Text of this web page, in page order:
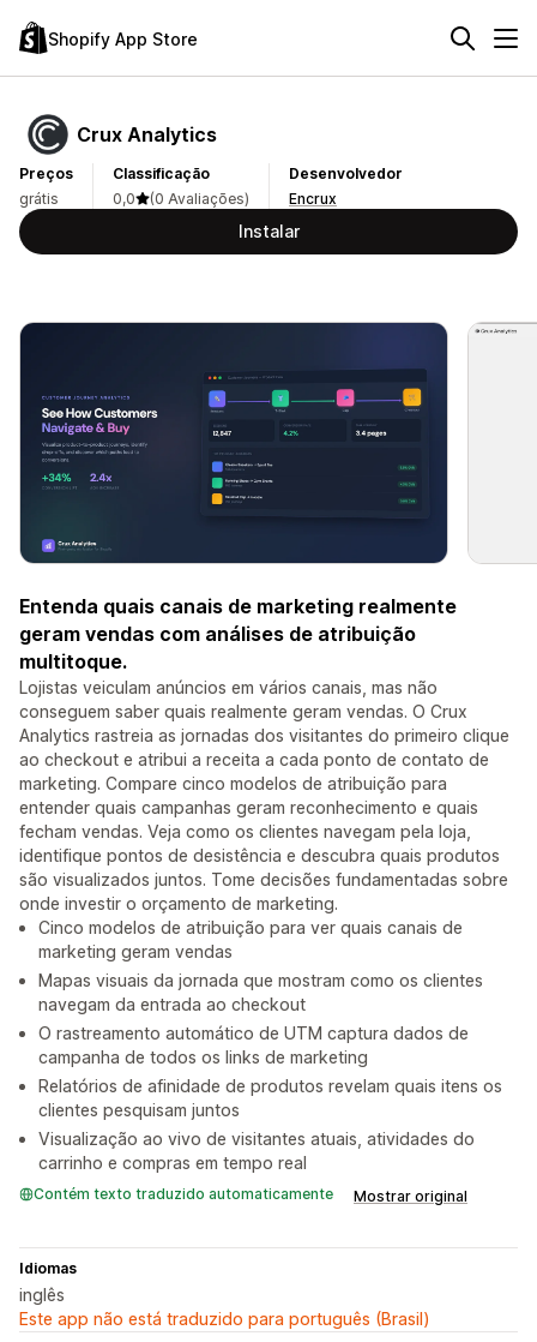
Shopify App Store
Crux Analytics
Preços
grátis
Classificação
0,0
(0 Avaliações)
Desenvolvedor
Encrux
Instalar
Entenda quais canais de marketing realmente
geram vendas com análises de atribuição
multitoque.
Lojistas veiculam anúncios em vários canais, mas não
conseguem saber quais realmente geram vendas. O Crux
Analytics rastreia as jornadas dos visitantes do primeiro clique
ao checkout e atribui a receita a cada ponto de contato de
marketing. Compare cinco modelos de atribuição para
entender quais campanhas geram reconhecimento e quais
fecham vendas. Veja como os clientes navegam pela loja,
identifique pontos de desistência e descubra quais produtos
são visualizados juntos. Tome decisões fundamentadas sobre
onde investir o orçamento de marketing.
Cinco modelos de atribuição para ver quais canais de
marketing geram vendas
Mapas visuais da jornada que mostram como os clientes
navegam da entrada ao checkout
O rastreamento automático de UTM captura dados de
campanha de todos os links de marketing
Relatórios de afinidade de produtos revelam quais itens os
clientes pesquisam juntos
Visualização ao vivo de visitantes atuais, atividades do
carrinho e compras em tempo real
Contém texto traduzido automaticamente Mostrar original
Idiomas
inglês
Este app não está traduzido para português (Brasil)